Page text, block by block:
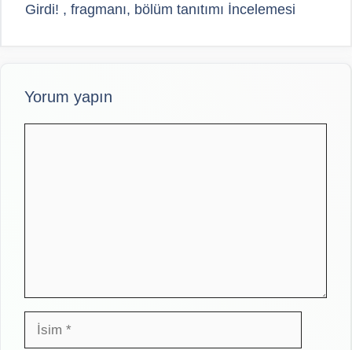
Girdi! , fragmanı, bölüm tanıtımı İncelemesi
Yorum yapın
İsim